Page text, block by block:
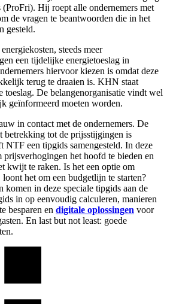
(ProFri). Hij roept alle ondernemers met
de vragen te beantwoorden die in het
gesteld.
steeds meer
een tijdelijke energietoeslag in
hiervoor kiezen is omdat deze
terug te draaien is. KHN staat
toeslag. De belangenorganisatie vindt wel
geïnformeerd moeten worden.
in contact met de ondernemers. De
betrekking tot de prijsstijgingen is
NTF een tipgids samengesteld. In deze
prijsverhogingen het hoofd te bieden en
kwijt te raken. Is het een optie om
het om een budgetlijn te starten?
komen in deze speciale tipgids aan de
in op eenvoudig calculeren, manieren
besparen en digitale oplossingen voor
En last but not least: goede